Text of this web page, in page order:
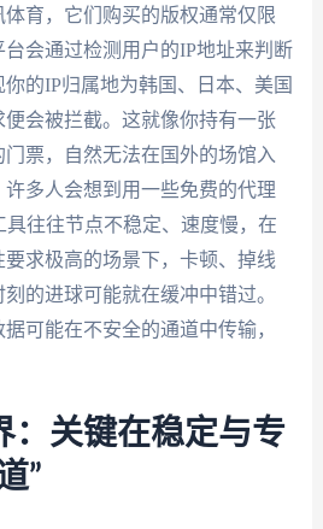
育，它们购买的版权通常仅限
会通过检测用户的IP地址来判断
的IP归属地为韩国、日本、美国
会被拦截。这就像你持有一张
票，自然无法在国外的场馆入
多人会想到用一些免费的代理
往往节点不稳定、速度慢，在
求极高的场景下，卡顿、掉线
的进球可能就在缓冲中错过。
可能在不安全的通道中传输，
：关键在稳定与专
”